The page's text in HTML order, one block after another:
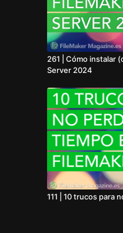
261 | Cómo instalar
Server 2024
111 | 10 trucos para